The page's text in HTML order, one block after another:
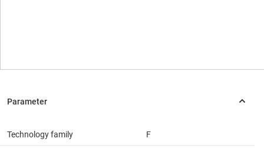
Technology family F